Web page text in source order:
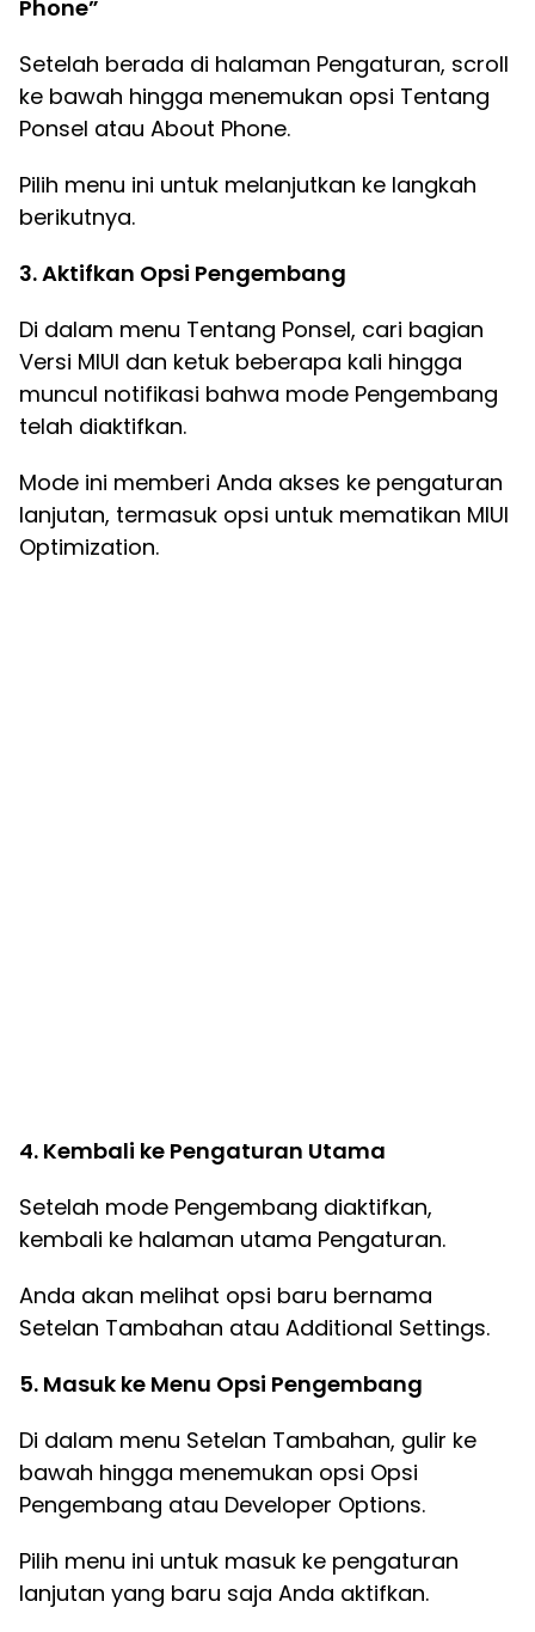
Phone”
Setelah berada di halaman Pengaturan, scroll
ke bawah hingga menemukan opsi Tentang
Ponsel atau About Phone.
Pilih menu ini untuk melanjutkan ke langkah
berikutnya.
3. Aktifkan Opsi Pengembang
Di dalam menu Tentang Ponsel, cari bagian
Versi MIUI dan ketuk beberapa kali hingga
muncul notifikasi bahwa mode Pengembang
telah diaktifkan.
Mode ini memberi Anda akses ke pengaturan
lanjutan, termasuk opsi untuk mematikan MIUI
Optimization.
4. Kembali ke Pengaturan Utama
Setelah mode Pengembang diaktifkan,
kembali ke halaman utama Pengaturan.
Anda akan melihat opsi baru bernama
Setelan Tambahan atau Additional Settings.
5. Masuk ke Menu Opsi Pengembang
Di dalam menu Setelan Tambahan, gulir ke
bawah hingga menemukan opsi Opsi
Pengembang atau Developer Options.
Pilih menu ini untuk masuk ke pengaturan
lanjutan yang baru saja Anda aktifkan.